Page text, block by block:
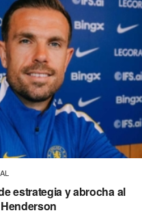
estrategia y abrocha al